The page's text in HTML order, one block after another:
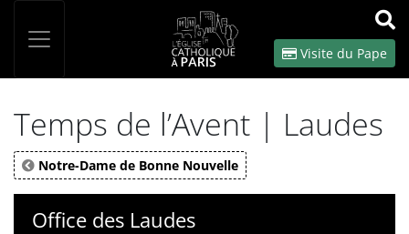
OK
Visite du Pape
Temps de l’Avent | Laudes
Notre-Dame de Bonne Nouvelle
Office des Laudes
Panneau de gestion des cookies